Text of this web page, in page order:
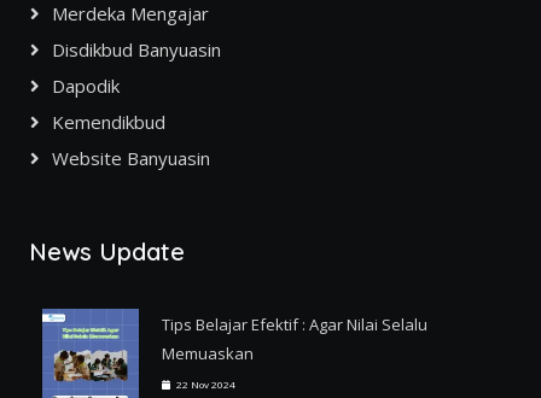
Merdeka Mengajar
Disdikbud Banyuasin
Dapodik
Kemendikbud
Website Banyuasin
News Update
Tips Belajar Efektif : Agar Nilai Selalu
Memuaskan
22 Nov 2024